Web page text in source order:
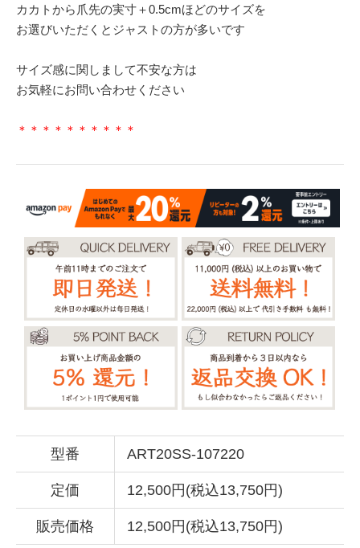
カカトから爪先の実寸＋0.5cmほどのサイズを
お選びいただくとジャストの方が多いです
サイズ感に関しまして不安な方は
お気軽にお問い合わせください
＊＊＊＊＊＊＊＊＊＊
型番 ART20SS-107220
定価 12,500円(税込13,750円)
販売価格 12,500円(税込13,750円)